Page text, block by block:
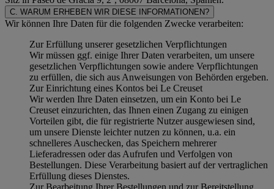
C. WARUM ERHEBEN WIR DIESE INFORMATIONEN?
Wir können Ihre Daten für die folgenden Zwecke verarbeiten:
Zur Erfüllung unserer gesetzlichen Verpflichtungen
Wir müssen ggf. einige Ihrer Daten verarbeiten, um unsere
gesetzlichen Verpflichtungen sowie andere Verpflichtungen
zu erfüllen, die sich aus Anweisungen von Behörden ergeben.
Zur Einrichtung eines Kontos bei Le Creuset
Wir werden Ihre Daten einsetzen, um ein Konto bei Le
Creuset einzurichten, das Ihnen einen Zugang zu einigen
Vorteilen gibt, die für registrierte Nutzer ausgewiesen sind,
um unsere Dienste leichter nutzen zu können, u.a. ein
schnelleres Auschecken, das Speichern mehrerer
Lieferadressen oder das Aufrufen und Verfolgen von
Bestellungen. Diese Verarbeitung basiert auf der vertraglichen
Erfüllung dieses Dienstes.
Zur Bearbeitung Ihrer Bestellungen und zur Bereitstellung